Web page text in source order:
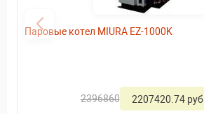
Паровые котел MIURA EZ-1000K
2396860 2207420.74 руб.